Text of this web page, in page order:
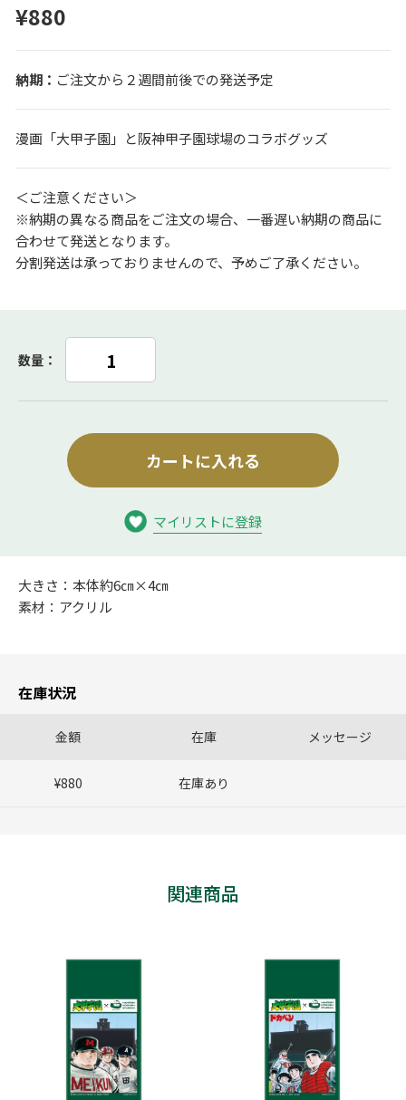
¥880
ご注文から２週間前後での発送予定
漫画「大甲子園」と阪神甲子園球場のコラボグッズ
＜ご注意ください＞
※納期の異なる商品をご注文の場合、一番遅い納期の商品に
合わせて発送となります。
分割発送は承っておりませんので、予めご了承ください。
数量：
カートに入れる
マイリストに登録
大きさ：本体約6㎝×4㎝
素材：アクリル
在庫状況
金額 在庫 メッセージ
¥880 在庫あり
関連商品